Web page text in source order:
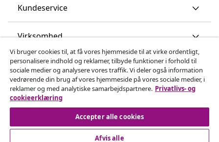
Kundeservice
Virksomhed
vidaXL
Opdag mere
Vi bruger cookies til, at få vores hjemmeside til at virke ordentligt,
personalisere indhold og reklamer, tilbyde funktioner i forhold til
sociale medier og analysere vores traffik. Vi deler også information
vedrørende din brug af vores hjemmeside på vores sociale medier, i
reklamer og med analytiske samarbejdspartnere. Privatlivs- og
cookieerklæring
Accepter alle cookies
Afvis alle